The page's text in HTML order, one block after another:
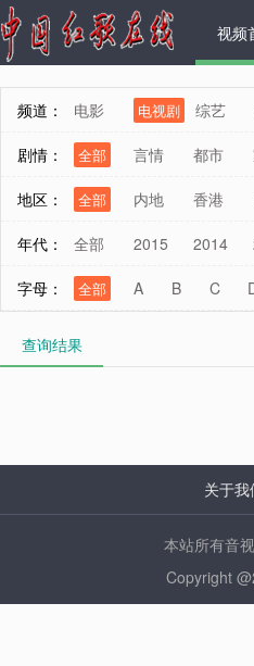
视频
频道： 电影 电视剧 综艺
剧情： 全部 言情 都市
商战
校园
地区： 全部 内地 香港
年代： 全部 2015 2014
字母： 全部 A B C
查询结果
关于我
本站所有音
Copyright